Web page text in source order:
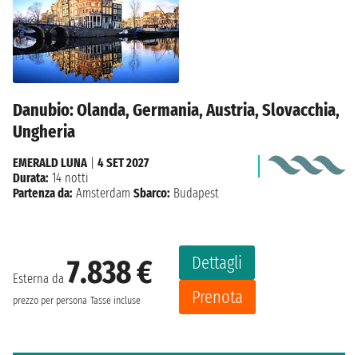
Danubio: Olanda, Germania, Austria, Slovacchia,
Ungheria
Esterna da 7.838 €
prezzo per persona Tasse incluse
Dettagli
Prenota
EMERALD LUNA| 4 SET 2027
Durata: 14 notti
Partenza da: Amsterdam Sbarco: Budapest